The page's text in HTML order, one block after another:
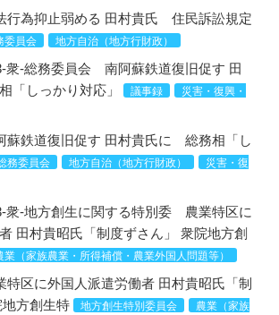
行為抑止弱める 田村貴氏 住民訴訟規定
委員会 地方自治（地方行財政）
衆-総務委員会 南阿蘇鉄道復旧促す 田
しっかり対応」
議事録
災害・復興・
蘇鉄道復旧促す 田村貴氏に 総務相「し
務委員会 地方自治（地方行財政）
災害・復
衆-地方創生に関する特別委 農業特区に
田村貴昭氏「制度ずさん」 衆院地方創
業（家族農業・所得補償・農業外国人問題等）
特区に外国人派遣労働者 田村貴昭氏「制
方創生特
地方創生特別委員会
農業（家族